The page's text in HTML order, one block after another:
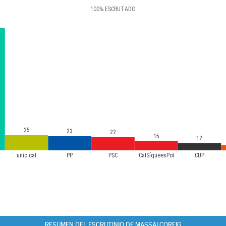
100% ESCRUTADO
unio.cat PP PSC CatSíqueesPot CUP
25 23 22
15 12